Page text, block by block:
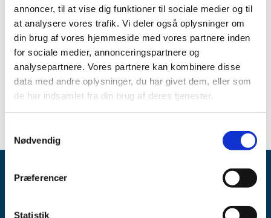
annoncer, til at vise dig funktioner til sociale medier og til
at analysere vores trafik. Vi deler også oplysninger om
din brug af vores hjemmeside med vores partnere inden
for sociale medier, annonceringspartnere og
analysepartnere. Vores partnere kan kombinere disse
data med andre oplysninger, du har givet dem, eller som
de har indsamlet fra din brug af deres tjenester.
Nødvendig
Præferencer
Statistik
Bevillingen har været opslået ledig efter Lov om
apoteksvirksomhed §15, stk. 1 og stk. 2.
Udnævnelser til apoteker